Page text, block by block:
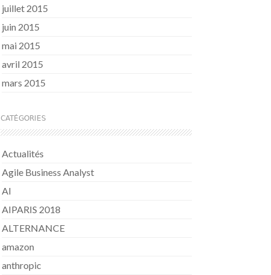
juillet 2015
juin 2015
mai 2015
avril 2015
mars 2015
CATÉGORIES
Actualités
Agile Business Analyst
AI
AIPARIS 2018
ALTERNANCE
amazon
anthropic